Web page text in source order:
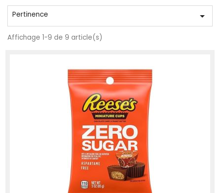
Pertinence 
Affichage 1-9 de 9 article(s)